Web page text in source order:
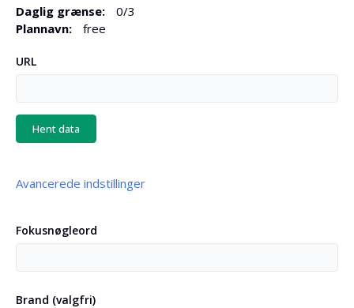
Daglig grænse: 0/3
Plannavn: free
URL
Hent data
Avancerede indstillinger
Fokusnøgleord
Brand (valgfri)